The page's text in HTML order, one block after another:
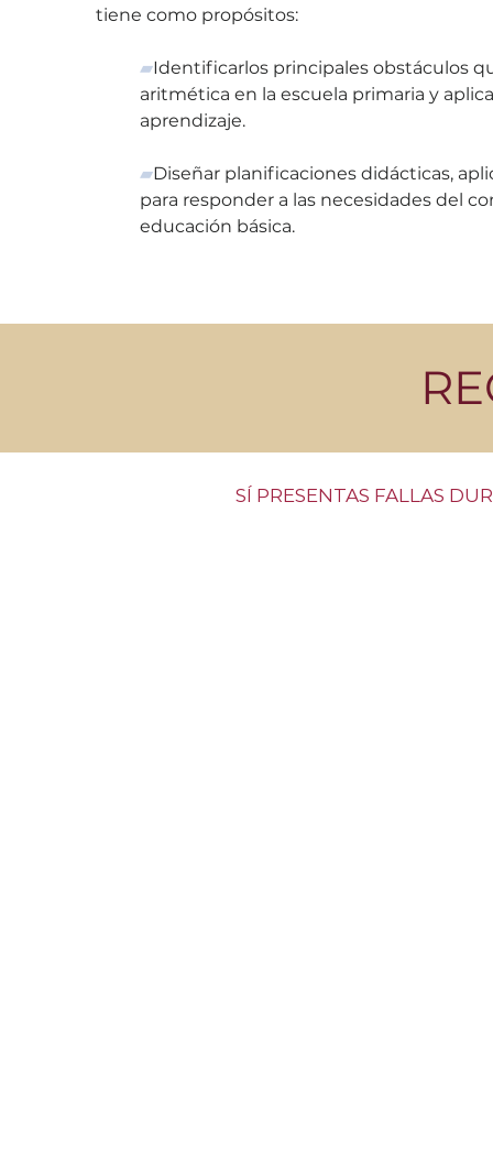
tiene como propósitos:
▰Identificarlos principales obstáculos
aritmética en la escuela primaria y
aprendizaje.
▰Diseñar planificaciones didácticas,
para responder a las necesidades del
educación básica.
​SÍ PRESENTAS FALLAS